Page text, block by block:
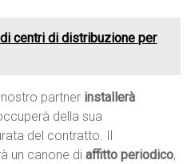
centri di distribuzione per
nostro partner installerà
della sua
del contratto. Il
un canone diaffitto periodico,